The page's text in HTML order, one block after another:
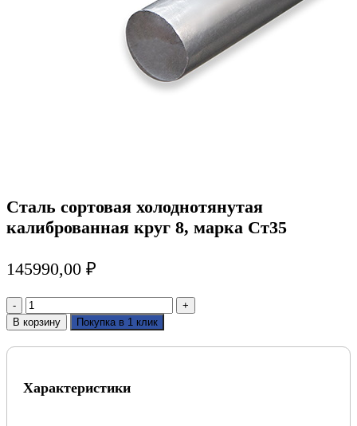
Сталь сортовая холоднотянутая
калиброванная круг 8, марка Ст35
145990,00 ₽
Количество
товара
Сталь
сортовая
круг
В корзину Покупка в 1 клик
Характеристики